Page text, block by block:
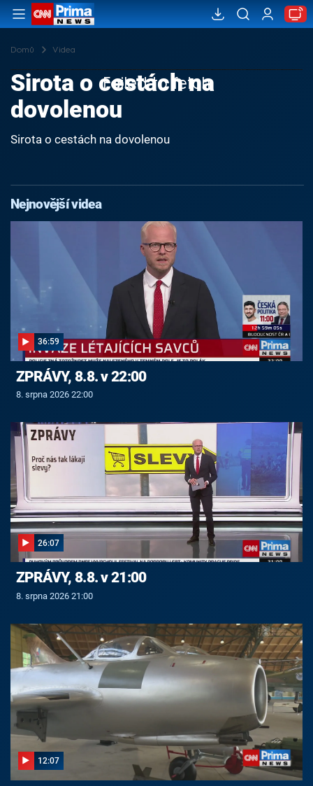
Domů Videa
Failed to fetch
Sirota o cestách na
dovolenou
Sirota o cestách na dovolenou
Nejnovější videa
36:59
ZPRÁVY, 8.8. v 22:00
8. srpna 2026 22:00
26:07
ZPRÁVY, 8.8. v 21:00
8. srpna 2026 21:00
12:07